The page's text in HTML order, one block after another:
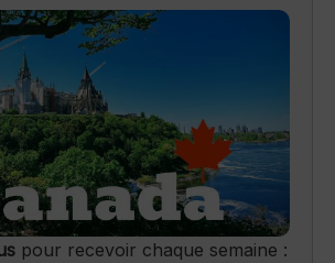
pour recevoir chaque semaine :